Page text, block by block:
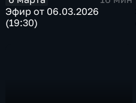
Эфир от 06.03.2026
(19:30)